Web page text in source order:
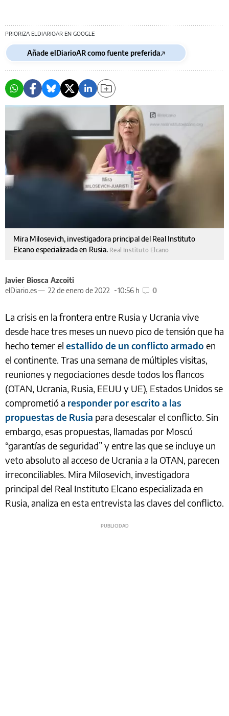
PRIORIZA ELDIARIOAR EN GOOGLE
Añade elDiarioAR como fuente preferida
Mira Milosevich, investigadora principal del Real Instituto
Elcano especializada en Rusia. Real Instituto Elcano
Javier Biosca Azcoiti
elDiario.es — 22 de enero de 2022 10:56 h 0
La crisis en la frontera entre Rusia y Ucrania vive
desde hace tres meses un nuevo pico de tensión que ha
hecho temer el estallido de un conflicto armado en
el continente. Tras una semana de múltiples visitas,
reuniones y negociaciones desde todos los flancos
(OTAN, Ucrania, Rusia, EEUU y UE), Estados Unidos se
comprometió a responder por escrito a las
propuestas de Rusia para desescalar el conflicto. Sin
embargo, esas propuestas, llamadas por Moscú
“garantías de seguridad” y entre las que se incluye un
veto absoluto al acceso de Ucrania a la OTAN, parecen
irreconciliables. Mira Milosevich, investigadora
principal del Real Instituto Elcano especializada en
Rusia, analiza en esta entrevista las claves del conflicto.